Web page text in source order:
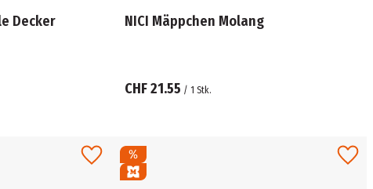
NICI Mäppchen Molang
CHF 21.55 / 1 Stk.